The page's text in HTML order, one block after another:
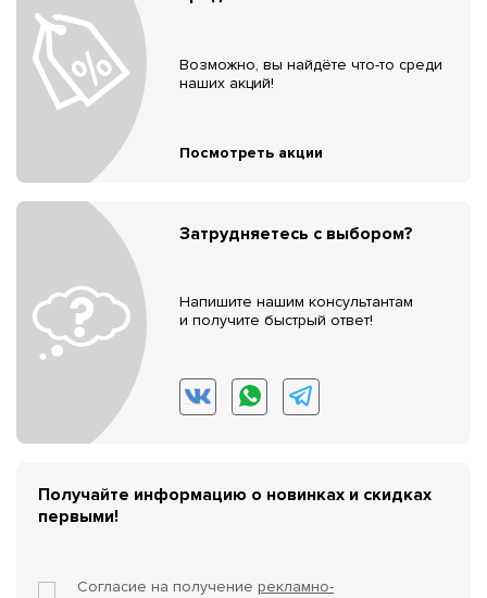
Возможно, вы найдёте что-то среди
наших акций!
Посмотреть акции
Затрудняетесь с выбором?
Напишите нашим консультантам
и получите быстрый ответ!
Получайте информацию о новинках и скидках
первыми!
Согласие на получение рекламно-